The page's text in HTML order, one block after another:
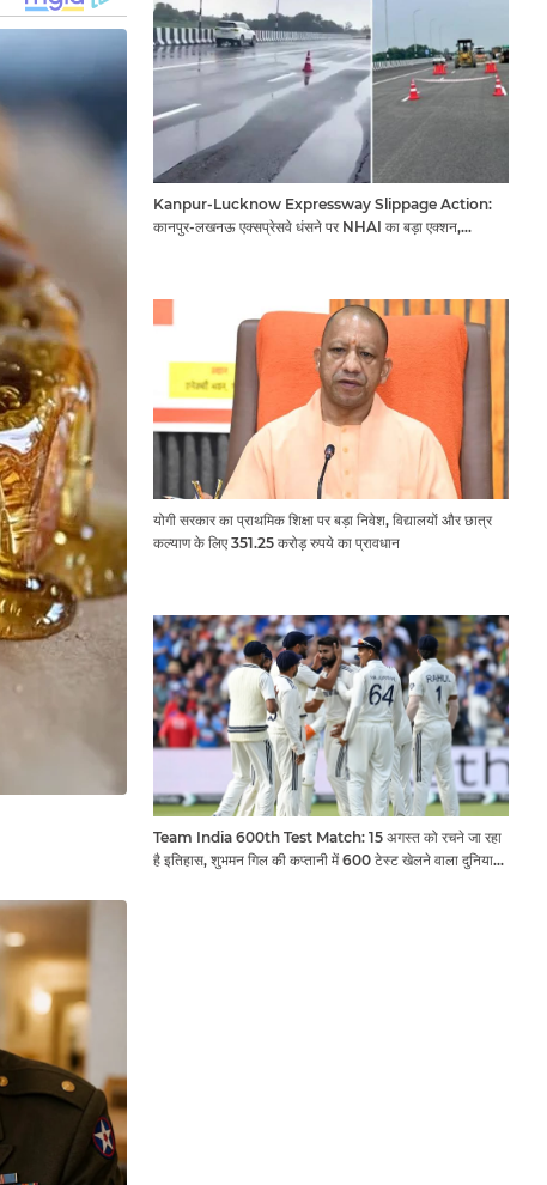
Kanpur-Lucknow Expressway Slippage Action:
कानपुर-लखनऊ एक्सप्रेसवे धंसने पर NHAI का बड़ा एक्शन,
योगी सरकार का प्राथमिक शिक्षा पर बड़ा निवेश, विद्यालयों और छात्र
कल्याण के लिए 351.25 करोड़ रुपये का प्रावधान
Team India 600th Test Match: 15 अगस्त को रचने जा रहा
है इतिहास, शुभमन गिल की कप्तानी में 600 टेस्ट खेलने वाला दुनिया